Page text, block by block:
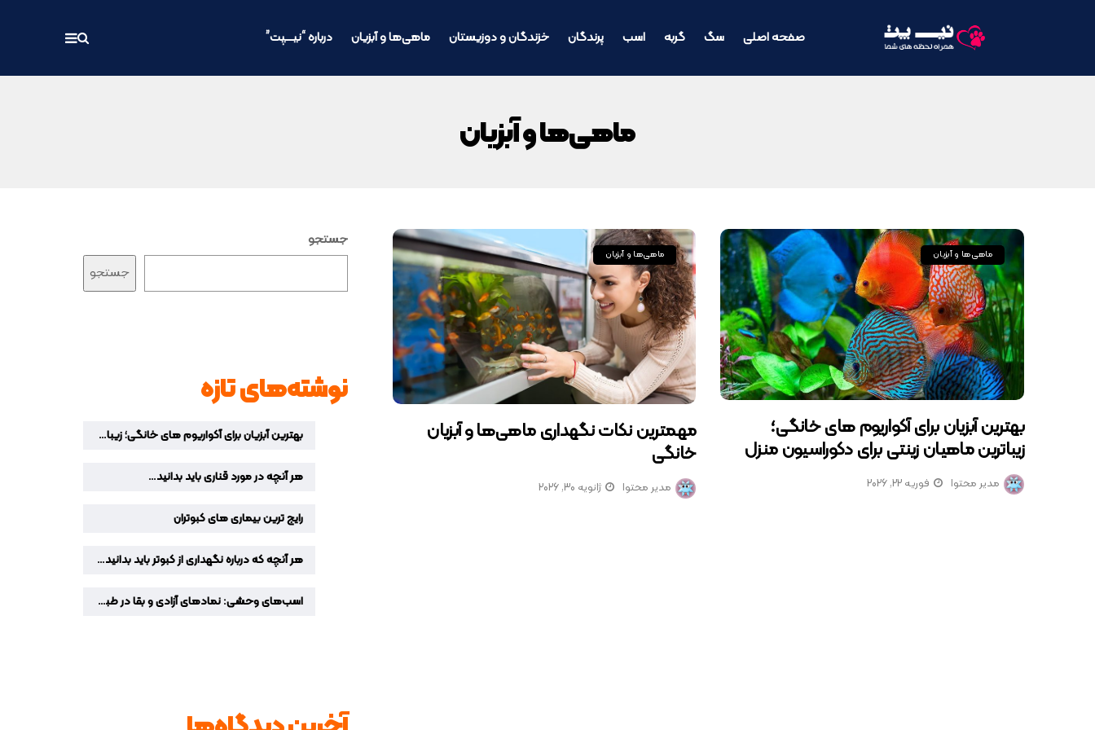
صفحه اصلی سگ گربه اسب پرندگان خزندگان و دوزیستان ماهی‌ها و آبزیان درباره “نیـــپت”
ماهی‌ها و آبزیان
ماهی‌ها و آبزیان
بهترین آبزیان برای آکواریوم‌ های خانگی؛
زیباترین ماهیان زینتی برای دکوراسیون منزل
مدیر محتوا فوریه 22, 2026
ماهی‌ها و آبزیان
مهمترین نکات نگهداری ماهی‌ها و آبزیان
خانگی
مدیر محتوا ژانویه 30, 2026
جستجو
جستجو
نوشته‌های تازه
بهترین آبزیان برای آکواریوم‌ های خانگی؛ زیباترین ماهیان زینتی برای دکوراسیون منزل
هر آنچه در مورد قناری باید بدانید…
رایج ترین بیماری های کبوتران
هر آنچه که درباره نگهداری از کبوتر باید بدانید…
اسب‌های وحشی: نمادهای آزادی و بقا در طبیعت